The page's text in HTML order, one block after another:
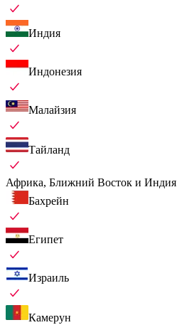
Индия
Индонезия
Малайзия
Тайланд
Африка, Ближний Восток и Индия
Бахрейн
Египет
Израиль
Камерун